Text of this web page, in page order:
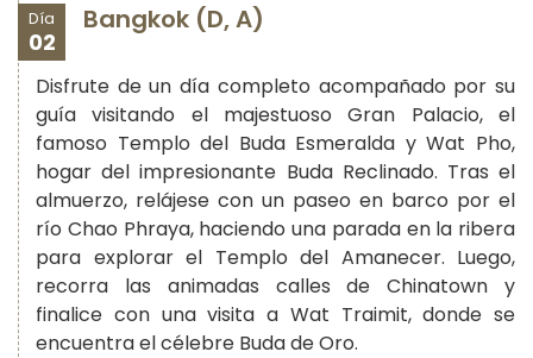
Día
02
Bangkok (D, A)
Disfrute de un día completo acompañado por su
guía visitando el majestuoso Gran Palacio, el
famoso Templo del Buda Esmeralda y Wat Pho,
hogar del impresionante Buda Reclinado. Tras el
almuerzo, relájese con un paseo en barco por el
río Chao Phraya, haciendo una parada en la ribera
para explorar el Templo del Amanecer. Luego,
recorra las animadas calles de Chinatown y
finalice con una visita a Wat Traimit, donde se
encuentra el célebre Buda de Oro.